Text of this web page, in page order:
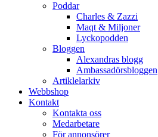
Poddar
Charles & Zazzi
Maqt & Miljoner
Lyckopodden
Bloggen
Alexandras blogg
Ambassadörsbloggen
Artiklelarkiv
Webbshop
Kontakt
Kontakta oss
Medarbetare
För annonsörer